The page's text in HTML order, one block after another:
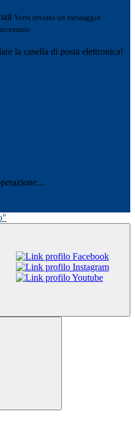
Verrà inviato un messaggio
la casella di posta elettronica!